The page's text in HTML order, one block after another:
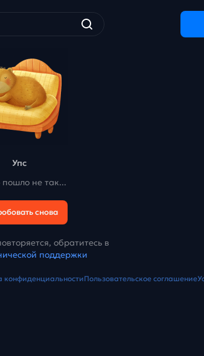
Упс
пошло не так...
снова
обратитесь в
поддержки
конфиденциальностиПользовательское соглашение